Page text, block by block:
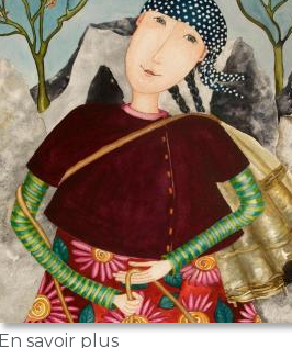
En savoir plussur Hatidze